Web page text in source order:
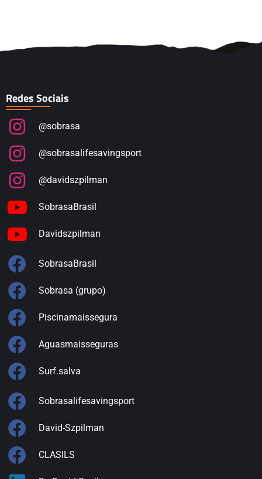
Redes Sociais
@sobrasa
@sobrasalifesavingsport
@davidszpilman
SobrasaBrasil
Davidszpilman
SobrasaBrasil
Sobrasa (grupo)
Piscinamaissegura
Aguasmaisseguras
Surf.salva
Sobrasalifesavingsport
David-Szpilman
CLASILS